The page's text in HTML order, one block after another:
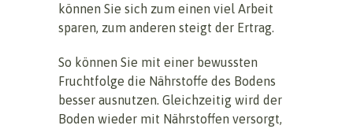
können Sie sich zum einen viel Arbeit
sparen, zum anderen steigt der Ertrag.
So können Sie mit einer bewussten
Fruchtfolge die Nährstoffe des Bodens
besser ausnutzen. Gleichzeitig wird der
Boden wieder mit Nährstoffen versorgt,